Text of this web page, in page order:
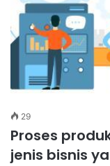
29
Proses
jenis bisnis